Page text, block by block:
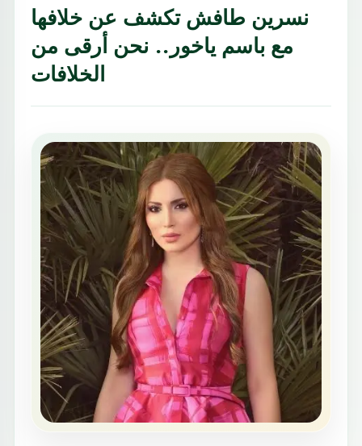
نسرين طافش تكشف عن خلافها
مع باسم ياخور.. نحن أرقى من
الخلافات